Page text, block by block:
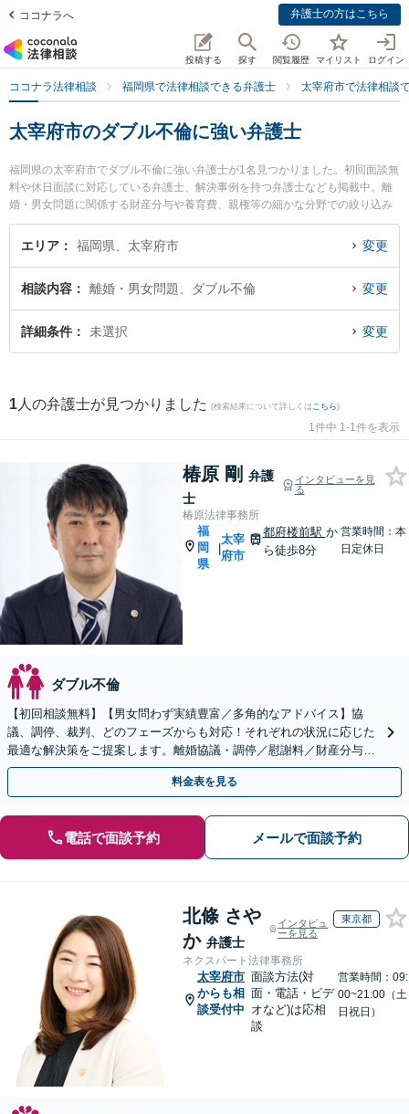
ココナラへ 弁護士の方はこちら
投稿する 探す 閲覧履歴 マイリスト ログイン
ココナラ法律相談 福岡県で法律相談できる弁護士 太宰府市で法律相談
太宰府市のダブル不倫に強い弁護士
福岡県の太宰府市でダブル不倫に強い弁護士が1名見つかりました。初回面談無
料や休日面談に対応している弁護士、解決事例を持つ弁護士なども掲載中。離
婚・男女問題に関係する財産分与や養育費、親権等の細かな分野での絞り込み
検索もでき便利です。特に椿原法律事務所の椿原 剛弁護士のプロフィール情報
や弁護士費用、強みなどが注目されています。『太宰府市で土日や夜間に発生
不倫を法律相談できる太宰府市内の弁護士に相談予約したい』などでお困りの
相談者さんにおすすめです。
エリア 福岡県、太宰府市 変更
相談内容 離婚・男女問題、ダブル不倫 変更
詳細条件 未選択 変更
1 人の弁護士が見つかりました (検索結果について詳しくは こちら)
1件中 1-1件を表示
椿原 剛 弁護
士
インタビューを見
る
椿原法律事務所
福
岡
県
|
太宰
府市
都府楼前駅 か
ら徒歩8分
営業時間：本
日定休日
ダブル不倫
【初回相談無料】【男女問わず実績豊富／多角的なアドバイス】協
議、調停、裁判、どのフェーズからも対応！それぞれの状況に応じた
最適な解決策をご提案します。離婚協議・調停／慰謝料／財産分与／
親権・養育費・面会交流／婚姻費用【休日・夜間相談可】
料金表を見る
電話で面談予約 メールで面談予約
北條 さや
か 弁護士
インタビュ
ーを見る
東京都
ネクスパート法律事務所
太宰府市
からも相
談受付中
面談方法(対
面・電話・ビデ
オなど)は応相
談
営業時間：09:
00~21:00（土
日祝日）